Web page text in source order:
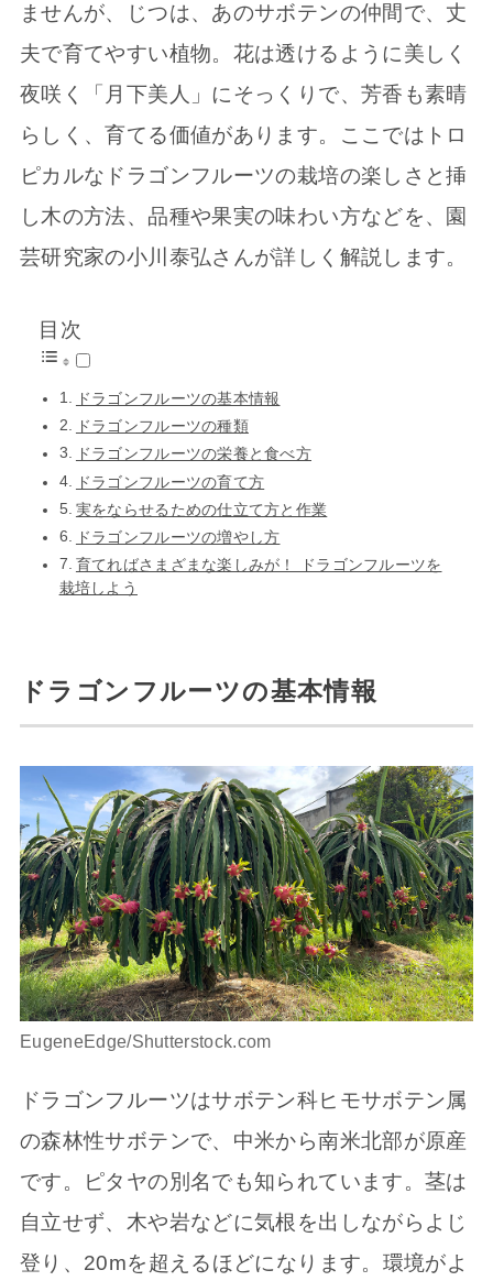
ませんが、じつは、あのサボテンの仲間で、丈
夫で育てやすい植物。花は透けるように美しく
夜咲く「月下美人」にそっくりで、芳香も素晴
らしく、育てる価値があります。ここではトロ
ピカルなドラゴンフルーツの栽培の楽しさと挿
し木の方法、品種や果実の味わい方などを、園
芸研究家の小川泰弘さんが詳しく解説します。
目次
ドラゴンフルーツの基本情報
ドラゴンフルーツの種類
ドラゴンフルーツの栄養と食べ方
ドラゴンフルーツの育て方
実をならせるための仕立て方と作業
ドラゴンフルーツの増やし方
育てればさまざまな楽しみが！ ドラゴンフルーツを
栽培しよう
ドラゴンフルーツの基本情報
EugeneEdge/Shutterstock.com
ドラゴンフルーツはサボテン科ヒモサボテン属
の森林性サボテンで、中米から南米北部が原産
です。ピタヤの別名でも知られています。茎は
自立せず、木や岩などに気根を出しながらよじ
登り、20mを超えるほどになります。環境がよ